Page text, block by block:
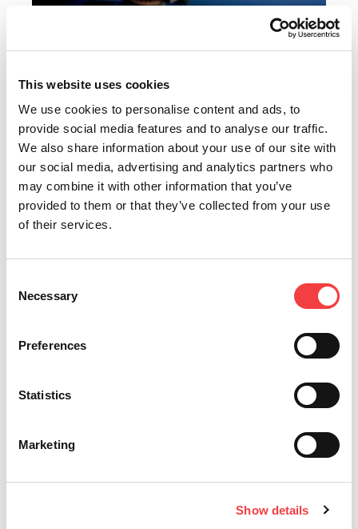
This website uses cookies
We use cookies to personalise content and ads, to
provide social media features and to analyse our traffic.
We also share information about your use of our site with
our social media, advertising and analytics partners who
may combine it with other information that you’ve
provided to them or that they’ve collected from your use
of their services.
Selection
Necessary
Preferences
Statistics
Marketing
Show details
resistere
Keyline sarà protagonista a Bilbao della ventesima edizione di
Ferroforma-Bricoforma, presso il...
Interkey in visita all'headquarter degli innovatori
Ogni prodotto Keyline ha la sua storia, ma per poterlo conoscere